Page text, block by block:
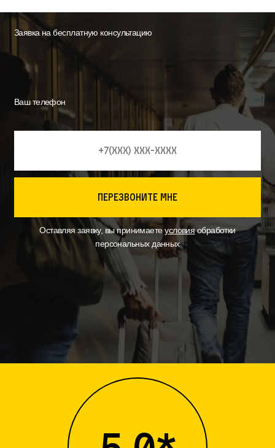
Заявка на бесплатную консультацию
Ваш телефон
перезвоните мне
Оставляя заявку, вы принимаетеусловияобработки
персональных данных